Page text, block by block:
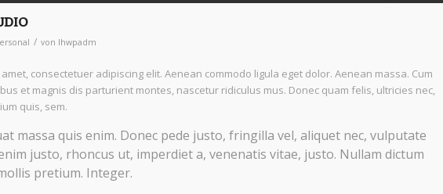
/ von lhwpadm
consectetuer adipiscing elit. Aenean commodo ligula eget dolor. Aenean massa. Cum
et magnis dis parturient montes, nascetur ridiculus mus. Donec quam felis, ultricies nec,
quis, sem.
massa quis enim. Donec pede justo, fringilla vel, aliquet nec, vulputate
justo, rhoncus ut, imperdiet a, venenatis vitae, justo. Nullam dictum
pretium. Integer.